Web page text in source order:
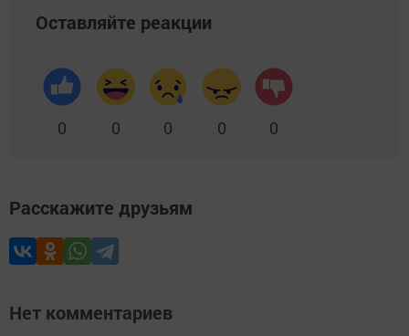
Оставляйте реакции
0 0 0 0 0
Расскажите друзьям
Нет комментариев